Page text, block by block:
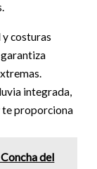
costuras
integrada,
te proporciona
del